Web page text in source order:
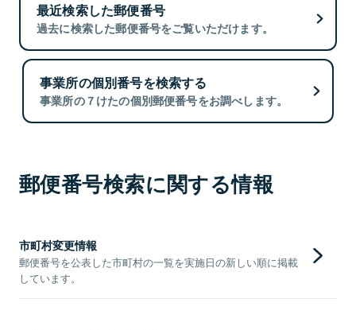
最近検索した郵便番号
過去に検索した郵便番号をご覧いただけます。
事業所の個別番号を検索する
事業所の７けたの個別郵便番号をお調べします。
郵便番号検索に関する情報
市町村変更情報
郵便番号を公表した市町村の一覧を実施日の新しい順に掲載
しています。